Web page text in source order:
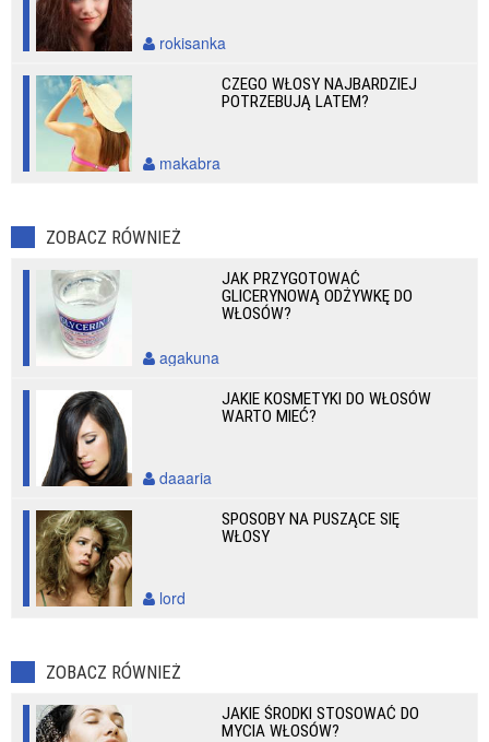
rokisanka
CZEGO WŁOSY NAJBARDZIEJ
POTRZEBUJĄ LATEM?
makabra
ZOBACZ RÓWNIEŻ
JAK PRZYGOTOWAĆ
GLICERYNOWĄ ODŻYWKĘ DO
WŁOSÓW?
agakuna
JAKIE KOSMETYKI DO WŁOSÓW
WARTO MIEĆ?
daaaria
SPOSOBY NA PUSZĄCE SIĘ
WŁOSY
lord
ZOBACZ RÓWNIEŻ
JAKIE ŚRODKI STOSOWAĆ DO
MYCIA WŁOSÓW?